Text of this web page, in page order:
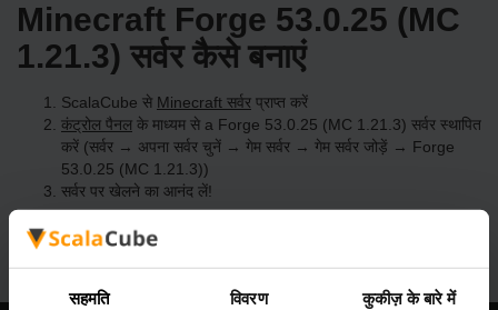
सहमति विवरण कुकीज़ के बारे में
Minecraft Forge 53.0.25 (MC
1.21.3) सर्वर कैसे बनाएं
ScalaCube से Minecraft सर्वर प्राप्त करें
कंट्रोल पैनल के माध्यम से a Forge 53.0.25 (MC 1.21.3) सर्वर स्थापित
करें (सर्वर → अपना सर्वर चुनें → गेम सर्वर → गेम सर्वर जोड़ें → Forge
53.0.25 (MC 1.21.3))
सर्वर पर खेलने का आनंद लें!